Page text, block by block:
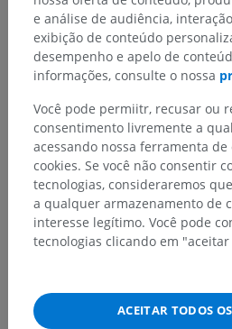
e análise de audiência,
exibição de conteúdo
desempenho e apelo de
informações, consulte o nossa
Você pode permiitr, recusar ou
consentimento livremente a
acessando nossa ferramenta de
cookies. Se você não consentir
tecnologias, consideraremos
a qualquer armazenamento de
interesse legítimo. Você pode
tecnologias clicando em "aceitar
ACEITAR TODOS